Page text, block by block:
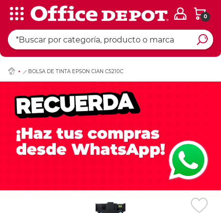
0
BOLSA DE TINTA EPSON CIAN C5210C
Ingresar Codigo